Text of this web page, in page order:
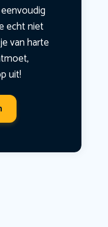
echt niet
van harte
uit!